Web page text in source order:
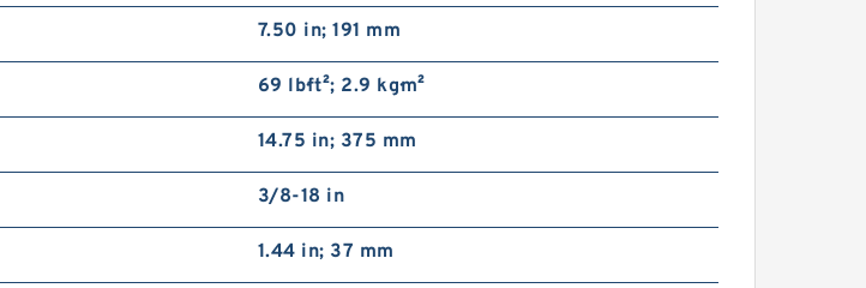
Airflex sin embragues y frenos
7.50 in; 191 mm
69 lb·ft²; 2.9 kg·m²
14.75 in; 375 mm
3/8-18 in
1.44 in; 37 mm